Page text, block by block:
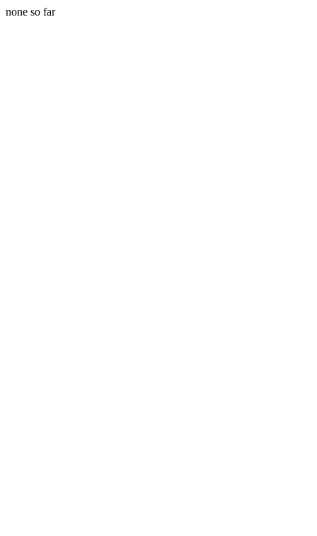
none so far